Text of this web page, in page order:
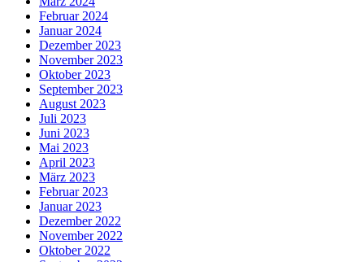
Februar 2024
Januar 2024
Dezember 2023
November 2023
Oktober 2023
September 2023
August 2023
Juli 2023
Juni 2023
Mai 2023
April 2023
März 2023
Februar 2023
Januar 2023
Dezember 2022
November 2022
Oktober 2022